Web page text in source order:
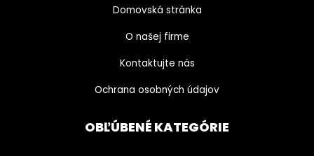
Domovská stránka
O našej firme
Kontaktujte nás
Ochrana osobných údajov
OBĽÚBENÉ KATEGÓRIE